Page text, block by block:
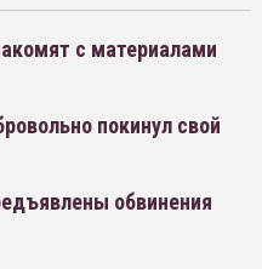
с материалами
покинул свой
обвинения